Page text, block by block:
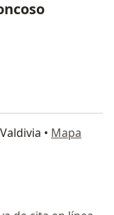
• Mapa